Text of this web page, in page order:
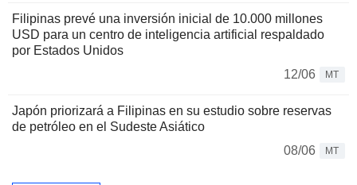
Filipinas prevé una inversión inicial de 10.000 millones
USD para un centro de inteligencia artificial respaldado
por Estados Unidos
12/06
MT
Japón priorizará a Filipinas en su estudio sobre reservas
de petróleo en el Sudeste Asiático
08/06
MT